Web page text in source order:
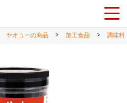
ヤオコーの商品 加工食品 調味料